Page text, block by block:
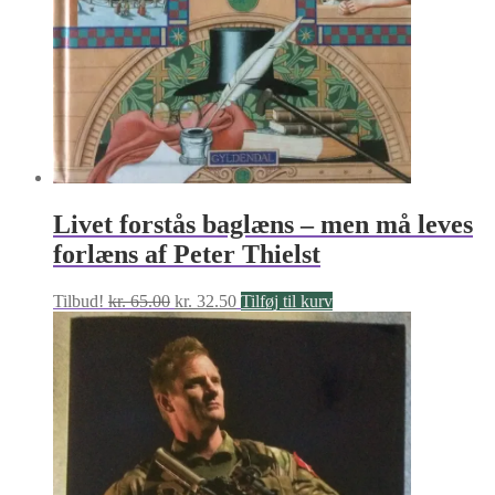
Livet forstås baglæns – men må leves
forlæns af Peter Thielst
Tilbud! kr.65.00 Den
oprindelige
pris
var:
kr. 65.00.
kr. 32.50Den
aktuelle
Tilføj til kurv